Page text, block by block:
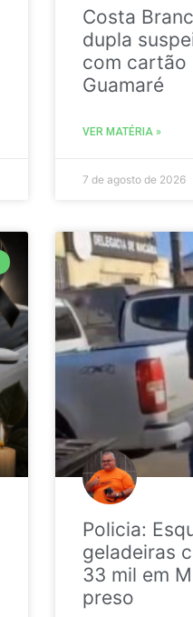
Costa
dupla
com cartão
Guamaré
VER MATÉRIA »
7 de agosto de 2026
Policia:
geladeiras
33 mil em
preso